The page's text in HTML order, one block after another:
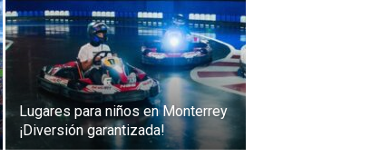
Lugares para niños en Monterrey
¡Diversión garantizada!